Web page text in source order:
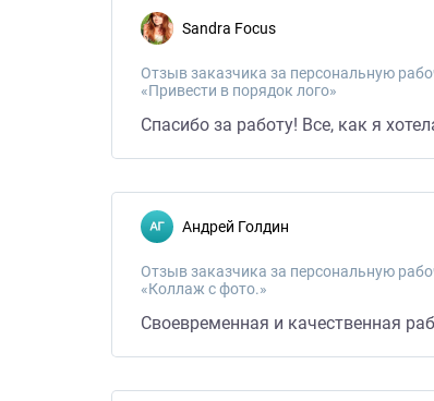
Sandra Focus
Отзыв заказчика за персональную
«Привести в порядок лого»
Спасибо за работу! Все, как я
Андрей Голдин
Отзыв заказчика за персональную
«Коллаж с фото.»
Своевременная и качественная